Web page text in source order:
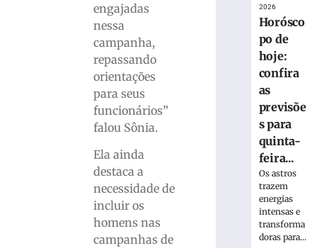
engajadas
nessa
campanha,
repassando
orientações
para seus
funcionários”
falou Sônia.
Ela ainda
destaca a
necessidade de
incluir os
homens nas
campanhas de
2026
Horósco
po de
hoje:
confira
as
previsõe
s para
quinta-
feira...
Os astros
trazem
energias
intensas e
transforma
doras para...